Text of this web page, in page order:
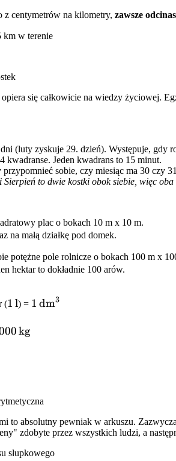
z centymetrów na kilometry, zawsze
km w terenie
się całkowicie na wiedzy życiowej.
(luty zyskuje 29. dzień). Występuje, gdy
kwadranse. Jeden kwadrans to 15 minut.
przypomnieć sobie, czy miesiąc ma 30 czy
Sierpień to dwie kostki obok siebie, więc
plac o bokach 10 m x 10 m.
na małą działkę pod domek.
potężne pole rolnicze o bokach 100 m x
hektar to dokładnie 100 arów.
(1\,\text{l}
1l) = 1\,\text{dm}^3
1 dm3
kg
to absolutny pewniak w arkuszu.
zdobyte przez wszystkich ludzi, a
słupkowego